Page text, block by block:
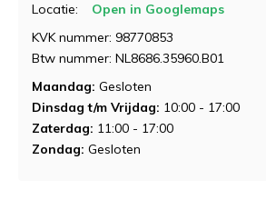
Locatie:
Open in Googlemaps
KVK nummer: 98770853
Btw nummer: NL8686.35960.B01
Maandag: Gesloten
Dinsdag t/m Vrijdag: 10:00 - 17:00
Zaterdag: 11:00 - 17:00
Zondag: Gesloten